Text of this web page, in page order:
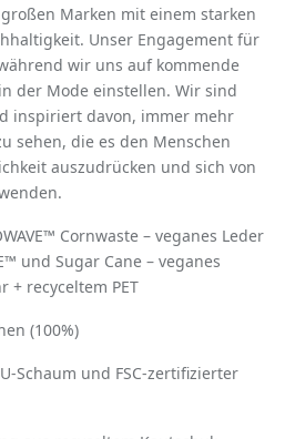
Marken mit einem starken
Unser Engagement für
wir uns auf kommende
der Mode einstellen. Wir sind
inspiriert davon, immer mehr
sehen, die es den Menschen
auszudrücken und sich von
Cornwaste – veganes Leder
und Sugar Cane – veganes
+ recyceltem PET
(100%)
Schaum und FSC-­zertifizierter